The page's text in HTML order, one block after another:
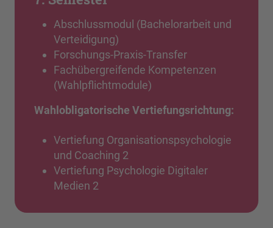
Abschlussmodul (Bachelorarbeit und
Verteidigung)
Forschungs-Praxis-Transfer
Fachübergreifende Kompetenzen
(Wahlpflichtmodule)
Wahlobligatorische Vertiefungsrichtung:
Vertiefung Organisationspsychologie
und Coaching 2
Vertiefung Psychologie Digitaler
Medien 2